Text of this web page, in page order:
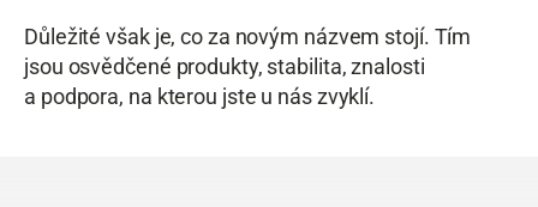
Důležité však je, co za novým názvem stojí. Tím
jsou osvědčené produkty, stabilita, znalosti
a podpora, na kterou jste u nás zvyklí.